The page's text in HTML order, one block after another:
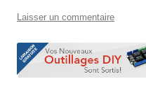
Laisser un commentaire